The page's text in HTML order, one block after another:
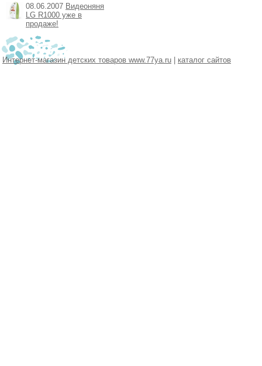
08.06.2007 Видеоняня
LG R1000 уже в
продаже!
Интернет-магазин детских товаров www.77ya.ru каталог сайтов